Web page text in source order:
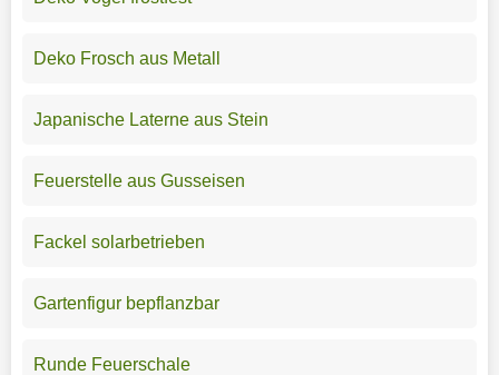
Deko Frosch aus Metall
Japanische Laterne aus Stein
Feuerstelle aus Gusseisen
Fackel solarbetrieben
Gartenfigur bepflanzbar
Runde Feuerschale